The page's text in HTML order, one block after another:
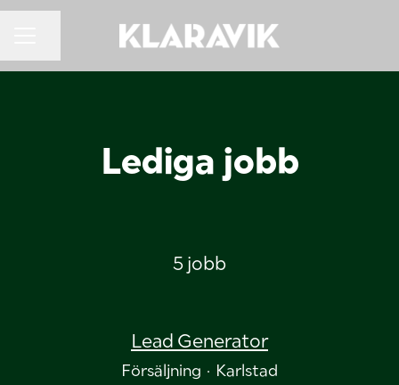
Lediga jobb
5 jobb
Lead Generator
Försäljning · Karlstad